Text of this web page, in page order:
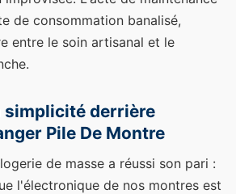
de consommation banalisé,
entre le soin artisanal et le
simplicité derrière
Pile De Montre
de masse a réussi son pari :
l'électronique de nos montres est